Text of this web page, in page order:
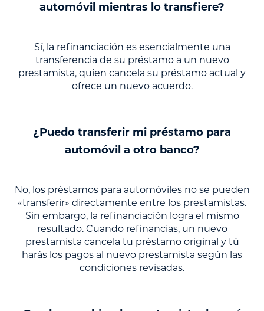
automóvil mientras lo transfiere?
Sí, la refinanciación es esencialmente una
transferencia de su préstamo a un nuevo
prestamista, quien cancela su préstamo actual y
ofrece un nuevo acuerdo.
¿Puedo transferir mi préstamo para
automóvil a otro banco?
No, los préstamos para automóviles no se pueden
«transferir» directamente entre los prestamistas.
Sin embargo, la refinanciación logra el mismo
resultado. Cuando refinancias, un nuevo
prestamista cancela tu préstamo original y tú
harás los pagos al nuevo prestamista según las
condiciones revisadas.